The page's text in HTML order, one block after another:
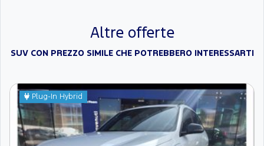
Altre offerte
SUV CON PREZZO SIMILE CHE POTREBBERO INTERESSARTI
Plug-In Hybrid